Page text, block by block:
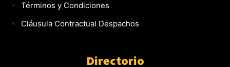
Términos y Condiciones
Cláusula Contractual Despachos
Directorio